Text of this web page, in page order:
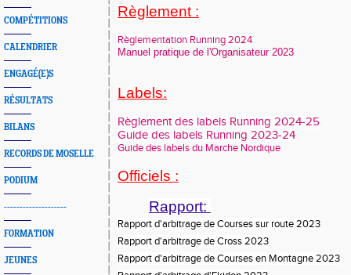
COMPÉTITIONS
CALENDRIER
ENGAGÉ(E)S
RÉSULTATS
BILANS
RECORDS DE MOSELLE
PODIUM
--------------------
FORMATION
JEUNES
Règlement :
Règlementation Running 2024
Manuel pratique de l'Organisateur 2023
Labels:
Règlement des labels Running 2024-25
Guide des labels Running 2023-24
Guide des labels du Marche Nordique
Officiels :
Rapport:
Rapport d'arbitrage de Courses sur route 2023
Rapport d'arbitrage de Cross 2023
Rapport d'arbitrage de Courses en Montagne 2023